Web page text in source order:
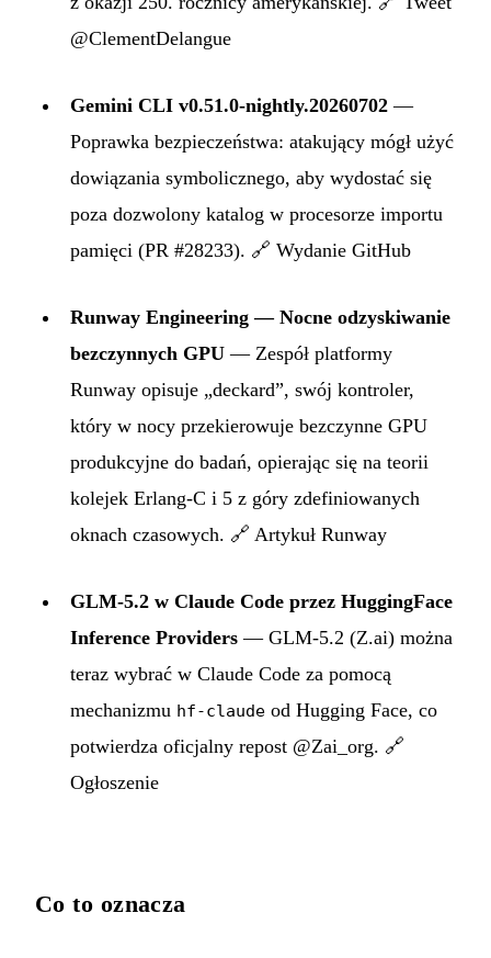
@ClementDelangue
Gemini CLI v0.51.0-nightly.20260702 —
Poprawka bezpieczeństwa: atakujący mógł użyć
dowiązania symbolicznego, aby wydostać się
poza dozwolony katalog w procesorze importu
pamięci (PR #28233). 🔗 Wydanie GitHub
Runway Engineering — Nocne odzyskiwanie
bezczynnych GPU — Zespół platformy
Runway opisuje „deckard”, swój kontroler,
który w nocy przekierowuje bezczynne GPU
produkcyjne do badań, opierając się na teorii
kolejek Erlang-C i 5 z góry zdefiniowanych
oknach czasowych. 🔗 Artykuł Runway
GLM-5.2 w Claude Code przez HuggingFace
Inference Providers — GLM-5.2 (Z.ai) można
teraz wybrać w Claude Code za pomocą
mechanizmu hf-claude od Hugging Face, co
potwierdza oficjalny repost @Zai_org. 🔗
Ogłoszenie
Co to oznacza